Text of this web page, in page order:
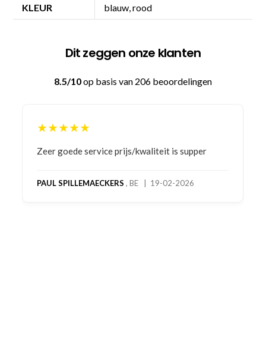
KLEUR blauw, rood
Dit zeggen onze klanten
8.5/10op basis van 206 beoordelingen
★★★★★
Bestelling gedaan vanwege goede prijzen en
bestelling al ontvangen met gifts, waardoor je